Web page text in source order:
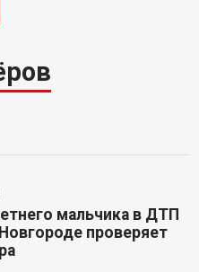
мальчика в ДТП
проверяет